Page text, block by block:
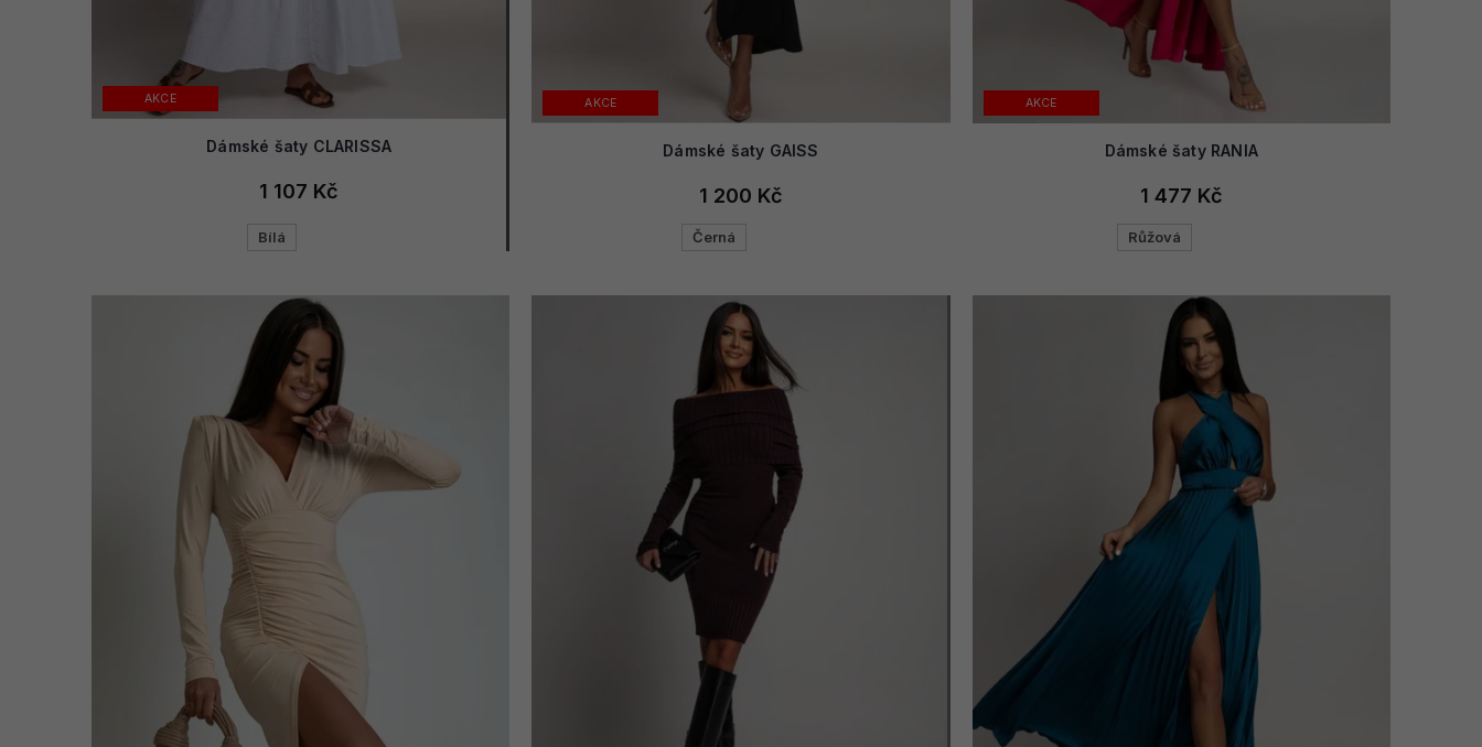
AKCE
Dámské šaty CLARISSA
1 107 Kč
Bílá
AKCE
Dámské šaty GAISS
1 200 Kč
Černá
AKCE
Dámské šaty RANIA
1 477 Kč
Růžová